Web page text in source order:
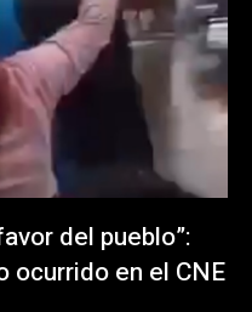
del pueblo”:
ocurrido en el CNE